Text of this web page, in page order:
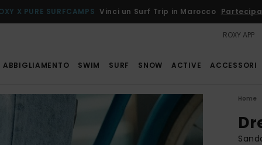
X PURE SURFCAMPS Vinci un Surf Trip in Marocco
ROXY APP
ABBIGLIAMENTO SWIM SURF SNOW ACTIVE ACCESSORI
Home